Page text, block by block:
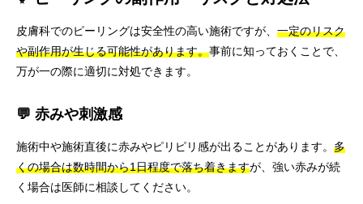
皮膚科でのピーリングは安全性の高い施術ですが、 一定のリスク
や副作用が生じる可能性があります。事前に知っておくことで、
万が一の際に適切に対処できます。
💬 赤みや刺激感
施術中や施術直後に赤みやピリピリ感が出ることがあります。 多
くの場合は数時間から1日程度で落ち着きますが、強い赤みが続
く場合は医師に相談してください。